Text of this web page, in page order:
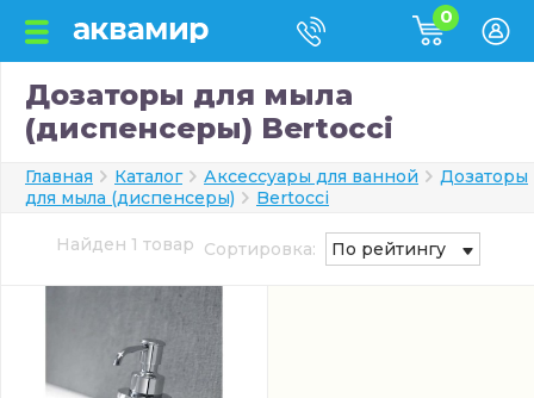
0
Дозаторы для мыла
(диспенсеры) Bertocci
Главная Каталог Аксессуары для ванной
Дозаторы
для мыла (диспенсеры)
Bertocci
Найден 1 товар Сортировка: По рейтингу